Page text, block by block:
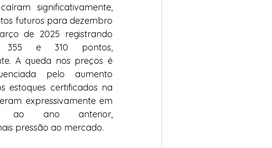
significativamente,
futuros para dezembro
de 2025 registrando
355 e 310 pontos,
A queda nos preços é
pelo aumento
estoques certificados na
expressivamente em
ao ano anterior,
pressão ao mercado.